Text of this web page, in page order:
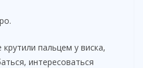
пальцем у виска,
интересоваться